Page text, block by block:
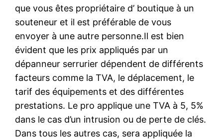
que vous êtes propriétaire d’ boutique à un
souteneur et il est préférable de vous
envoyer à une autre personne.Il est bien
évident que les prix appliqués par un
dépanneur serrurier dépendent de différents
facteurs comme la TVA, le déplacement, le
tarif des équipements et des différentes
prestations. Le pro applique une TVA à 5, 5%
dans le cas d’un intrusion ou de perte de clés.
Dans tous les autres cas, sera appliquée la